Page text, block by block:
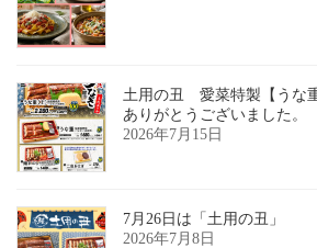
土用の丑 愛菜特製【うな
ありがとうございました。
2026年7月15日
7月26日は「土用の丑」
2026年7月8日